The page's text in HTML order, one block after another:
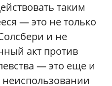
таким
— это не только
и не
акт против
— это еще и